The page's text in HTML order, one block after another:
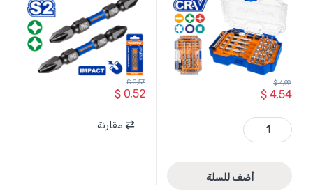
$4,54
$4,99
WBS3B36 - مجموعة راس شد 36 قطعة مع حامل ماركة WADFOW quantity
أضف للسلة
$0,52
$0,57
مقارنة